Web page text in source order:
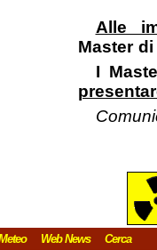
Alle
Masterdi
I
Web News Cerca